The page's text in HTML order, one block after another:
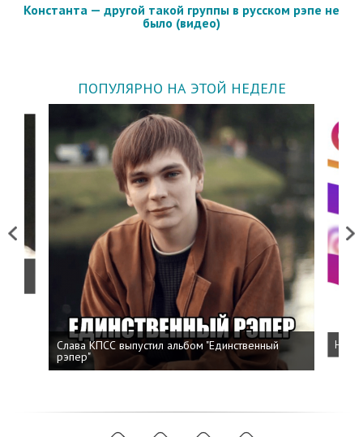
Константа — другой такой группы в русском рэпе не
было (видео)
ПОПУЛЯРНО НА ЭТОЙ НЕДЕЛЕ
Previous
Слава КПСС выпустил альбом "Единственный
рэпер"
Next